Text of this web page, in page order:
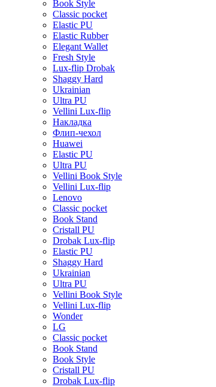
Book Style
Classic pocket
Elastic PU
Elastic Rubber
Elegant Wallet
Fresh Style
Lux-flip Drobak
Shaggy Hard
Ukrainian
Ultra PU
Vellini Lux-flip
Накладка
Флип-чехол
Huawei
Elastic PU
Ultra PU
Vellini Book Style
Vellini Lux-flip
Lenovo
Classic pocket
Book Stand
Cristall PU
Drobak Lux-flip
Elastic PU
Shaggy Hard
Ukrainian
Ultra PU
Vellini Book Style
Vellini Lux-flip
Wonder
LG
Classic pocket
Book Stand
Book Style
Cristall PU
Drobak Lux-flip